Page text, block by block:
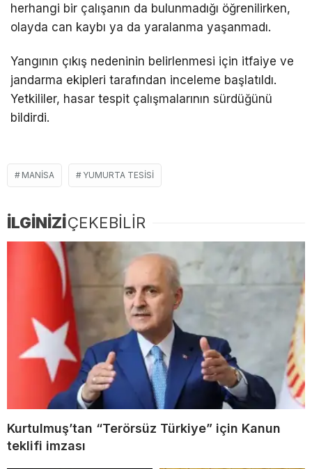
herhangi bir çalışanın da bulunmadığı öğrenilirken,
olayda can kaybı ya da yaralanma yaşanmadı.
Yangının çıkış nedeninin belirlenmesi için itfaiye ve
jandarma ekipleri tarafından inceleme başlatıldı.
Yetkililer, hasar tespit çalışmalarının sürdüğünü
bildirdi.
MANISA YUMURTA TESISI
İLGİNİZİÇEKEBİLİR
Kurtulmuş’tan “Terörsüz Türkiye” için Kanun
teklifi imzası